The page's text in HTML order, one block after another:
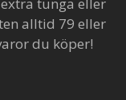
tunga eller
alltid 79 eller
du köper!